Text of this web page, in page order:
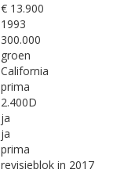
€ 13.900
1993
300.000
groen
California
prima
2.400D
ja
ja
prima
revisieblok in 2017